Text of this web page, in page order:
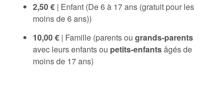
2,50 € | Enfant (De 6 à 17 ans (gratuit pour les
moins de 6 ans))
10,00 € | Famille (parents ou grands-parents
avec leurs enfants ou petits-enfantsâgés de
moins de 17 ans)